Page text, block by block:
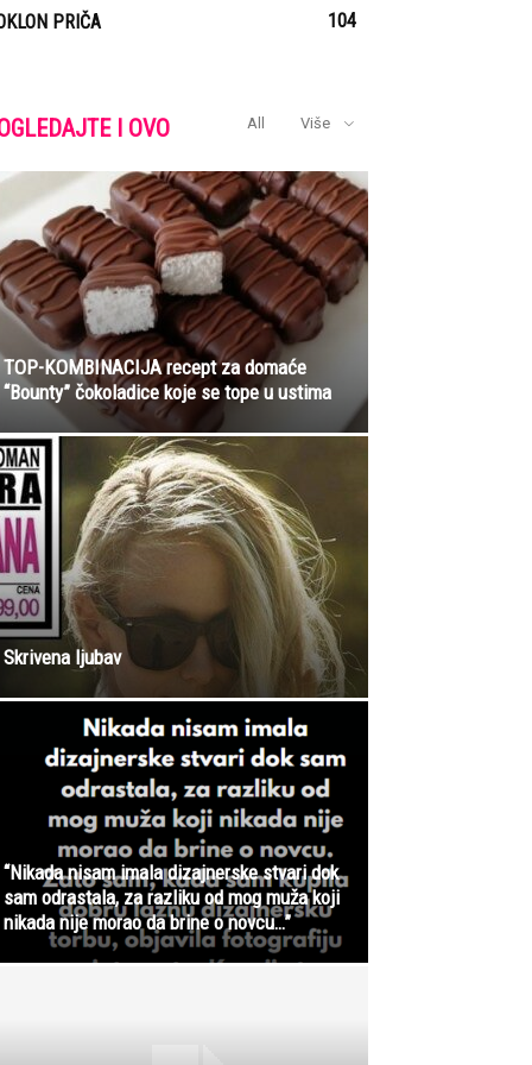
PRIČA 104
I OVO All Više
TOP-KOMBINACIJA recept za domaće
“Bounty” čokoladice koje se tope u ustima
Skrivena ljubav
“Nikada nisam imala dizajnerske stvari dok
sam odrastala, za razliku od mog muža koji
nikada nije morao da brine o novcu…”